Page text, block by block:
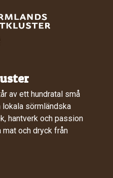
av ett hundratal små
sörmländska
hantverk och passion
och dryck från